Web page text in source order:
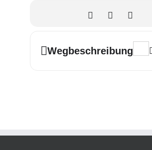
Wegbeschreibung